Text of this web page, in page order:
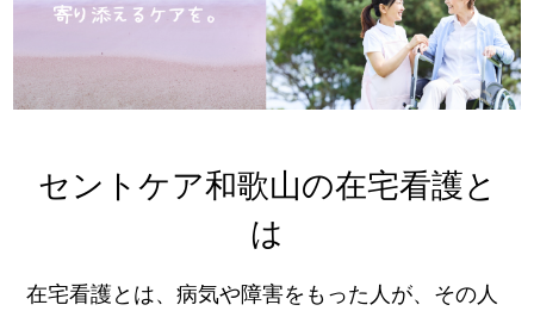
セントケア和歌山の在宅看護と
は
在宅看護とは、病気や障害をもった人が、その人